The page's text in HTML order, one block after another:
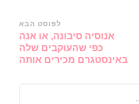
לפוסט הבא
אנוסיה סיבונה, או אנה
כפי שהעוקבים שלה
באינסטגרם מכירים אותה